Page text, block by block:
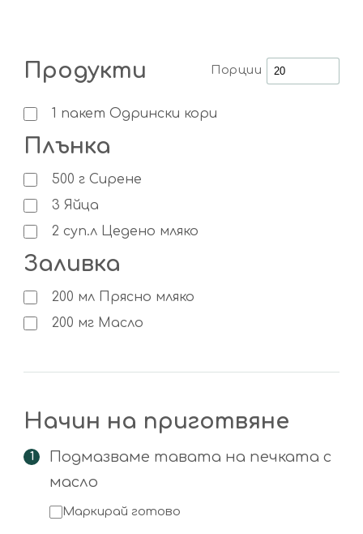
Продукти Порции
1 пакет Одрински кори
Плънка
500 г Сирене
3 Яйца
2 суп.л Цедено мляко
Заливка
200 мл Прясно мляко
200 мг Масло
Начин на приготвяне
Подмазваме тавата на печката с
масло
Маркирай готово